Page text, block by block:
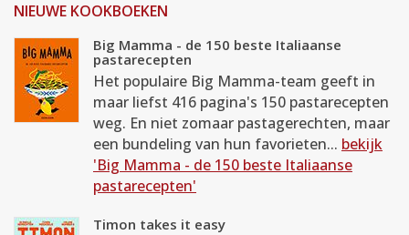
NIEUWE KOOKBOEKEN
Big Mamma - de 150 beste Italiaanse
pastarecepten
Het populaire Big Mamma-team geeft in
maar liefst 416 pagina's 150 pastarecepten
weg. En niet zomaar pastagerechten, maar
een bundeling van hun favorieten... bekijk
'Big Mamma - de 150 beste Italiaanse
pastarecepten'
Timon takes it easy